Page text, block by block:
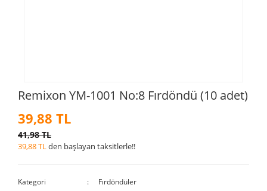
Remixon YM-1001 No:8 Fırdöndü (10 adet)
39,88 TL
41,98 TL
39,88 TLden başlayan taksitlerle!!
Kategori
Fırdöndüler